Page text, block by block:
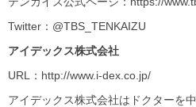
Twitter：@TBS_TENKAIZU
アイデックス株式会社
URL：http://www.i-dex.co.jp/
アイデックス株式会社はドクターを